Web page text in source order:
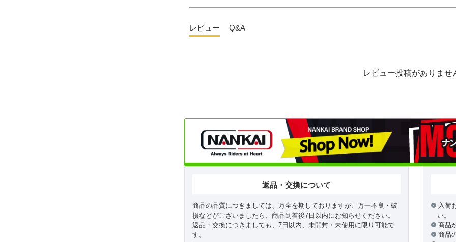
レビュー Q&A
レビュー投稿がありませ
返品・交換について
商品の品質につきましては、万全を期しておりますが、万一不良・破
損などがございましたら、商品到着後7日以内にお知らせください。
返品・交換につきましても、7日以内、未開封・未使用に限り可能で
す。
入荷
い。
商品
商品